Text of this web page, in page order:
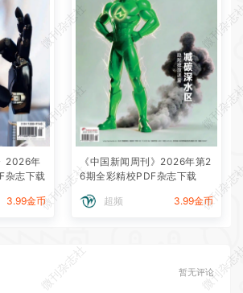
2026年
杂志下载
3.99金币
《中国新闻周刊》2026年第2
6期全彩精校PDF杂志下载
超频 3.99金币
暂无评论
微刊杂志社
微刊杂
微刊杂志社
微刊杂
微刊杂志社
微刊杂
微刊杂志社
微刊杂